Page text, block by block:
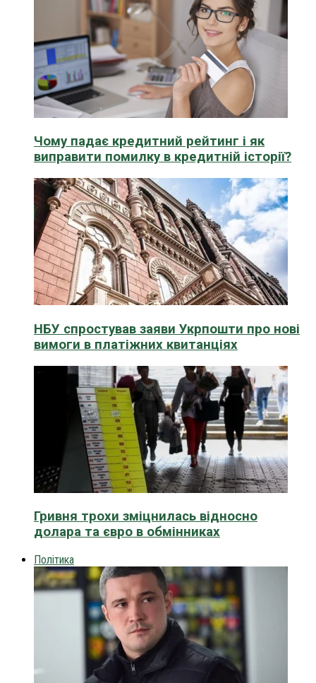
Чому падає кредитний рейтинг і як
виправити помилку в кредитній історії?
НБУ спростував заяви Укрпошти про нові
вимоги в платіжних квитанціях
Гривня трохи зміцнилась відносно
долара та євро в обмінниках
Політика